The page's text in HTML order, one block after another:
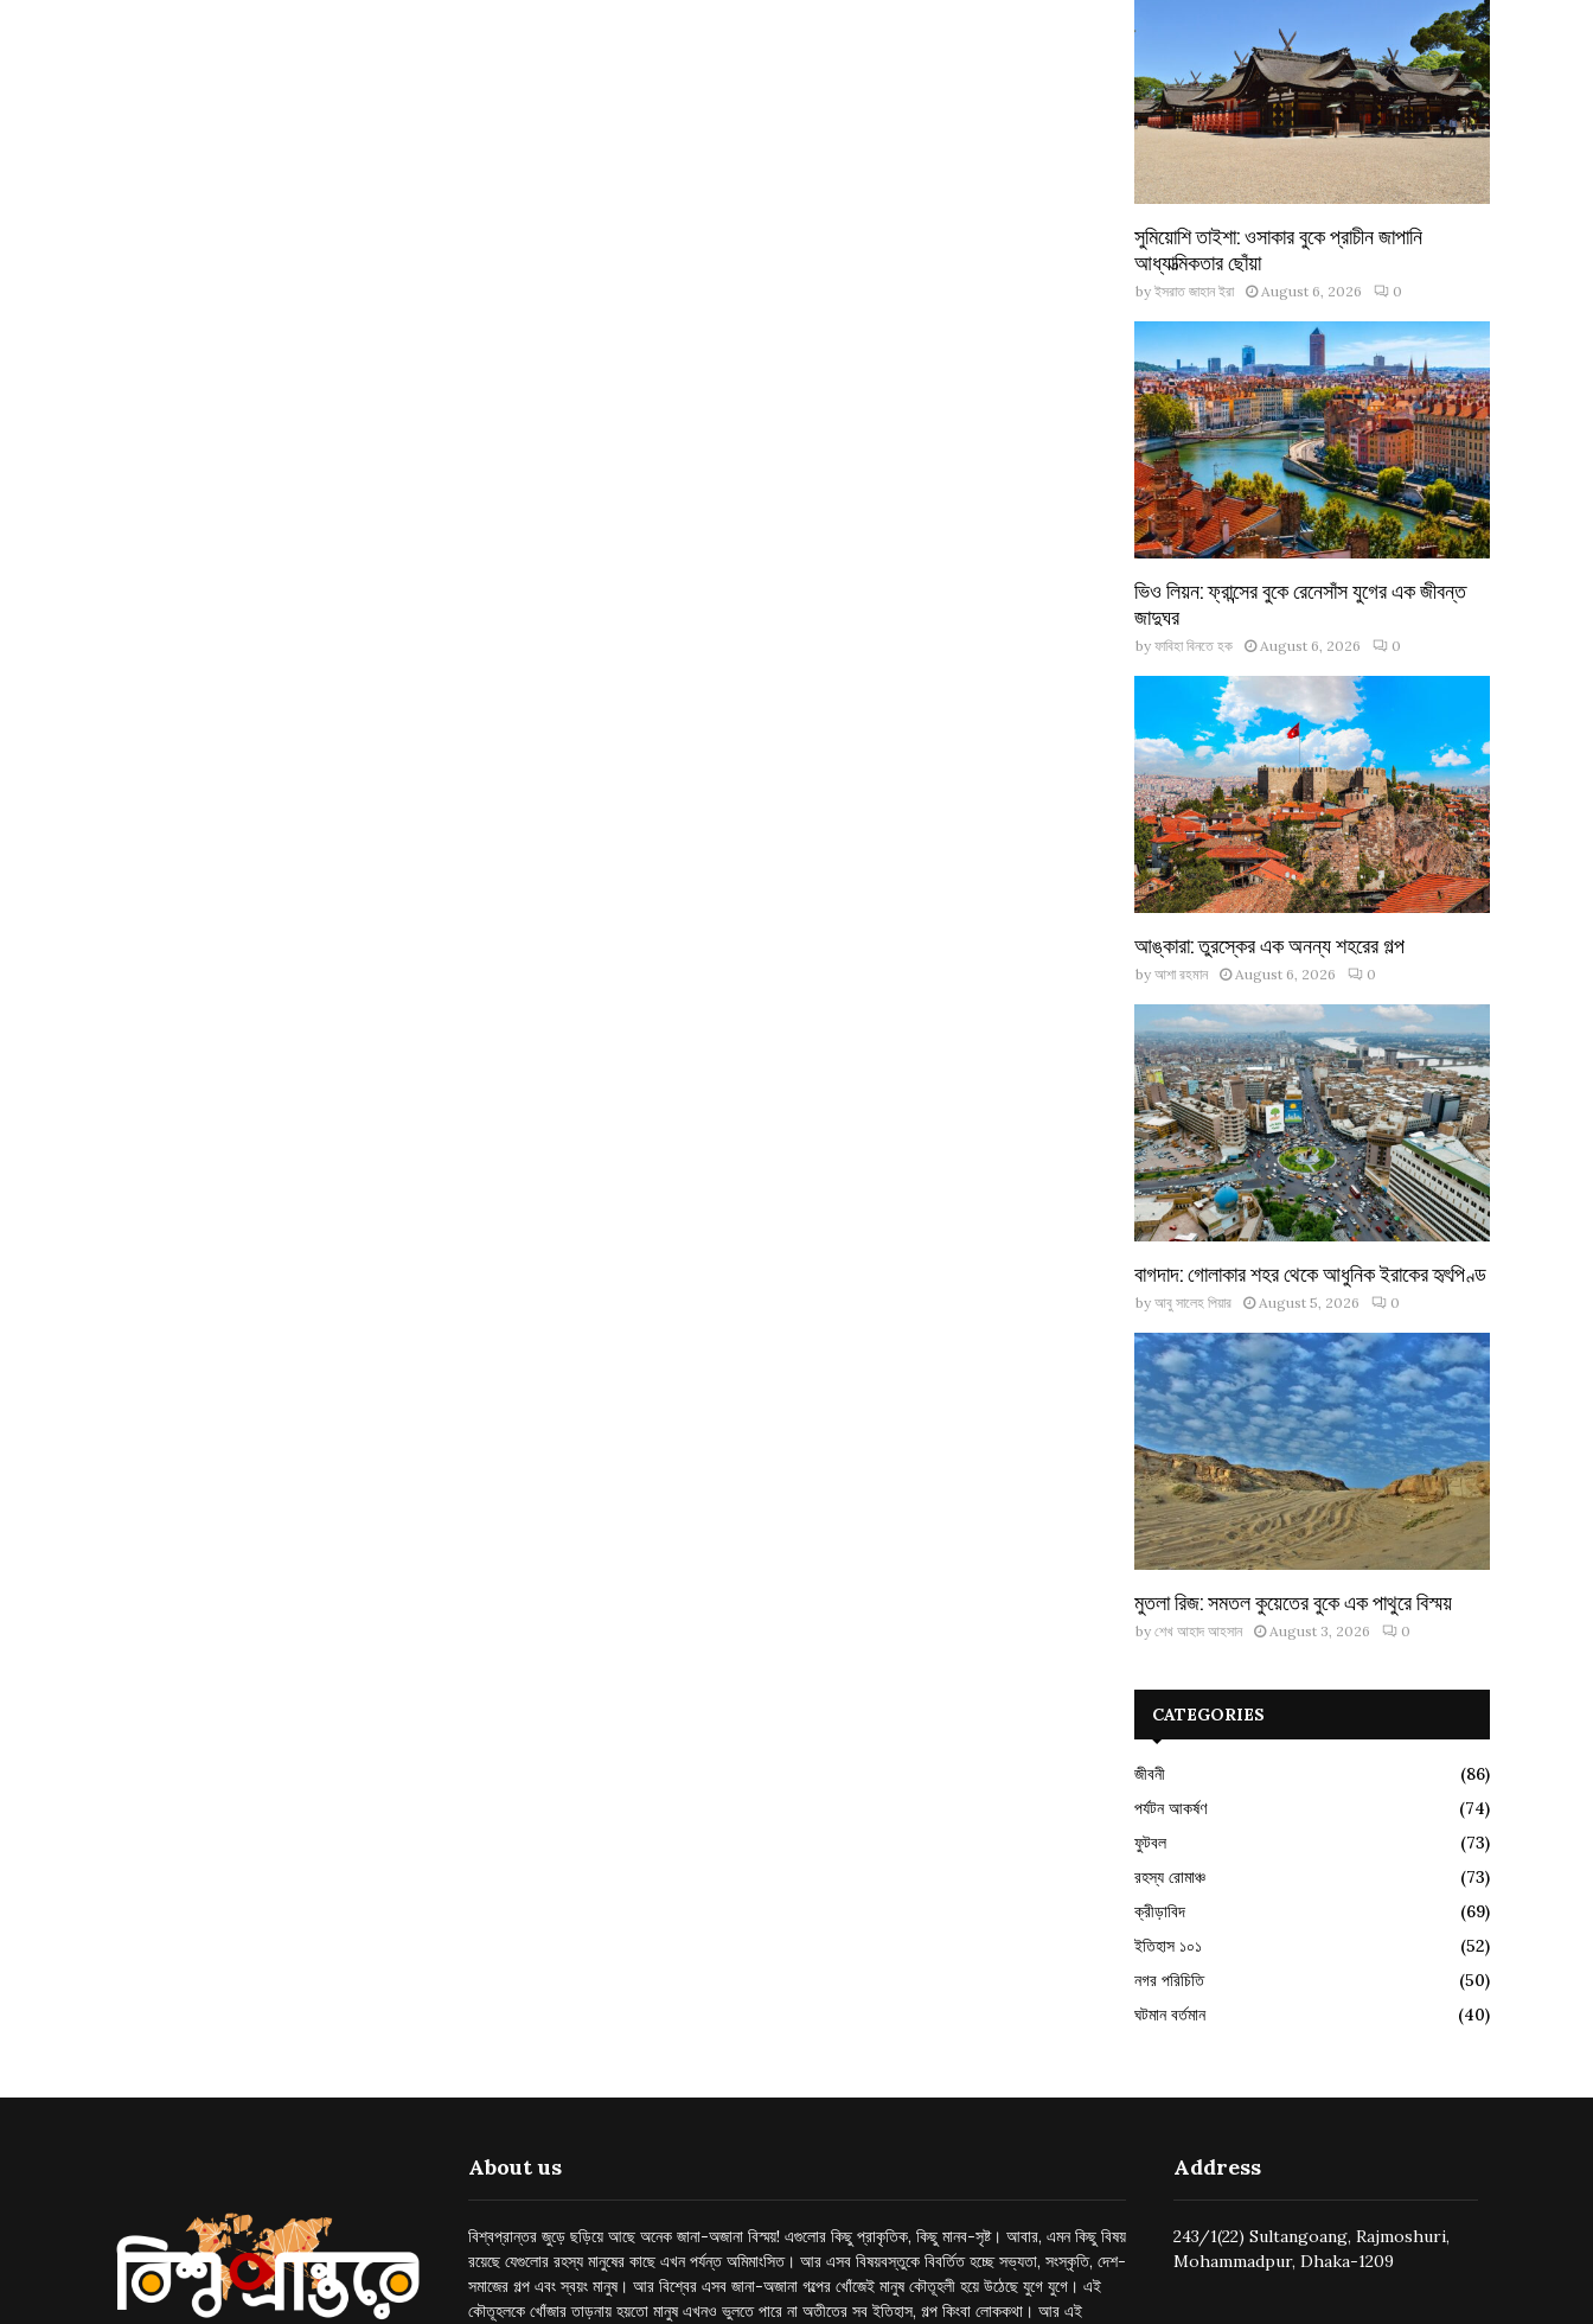
সুমিয়োশি তাইশা: ওসাকার বুকে প্রাচীন জাপানি
আধ্যাত্মিকতার ছোঁয়া
by ইসরাত জাহান ইরা August 6, 2026 0
ভিও লিয়ন: ফ্রান্সের বুকে রেনেসাঁস যুগের এক জীবন্ত
জাদুঘর
by ফাবিহা বিনতে হক August 6, 2026 0
আঙ্কারা: তুরস্কের এক অনন্য শহরের গল্প
by আশা রহমান August 6, 2026 0
বাগদাদ: গোলাকার শহর থেকে আধুনিক ইরাকের হৃৎপিণ্ড
by আবু সালেহ পিয়ার August 5, 2026 0
মুতলা রিজ: সমতল কুয়েতের বুকে এক পাথুরে বিস্ময়
by শেখ আহাদ আহসান August 3, 2026 0
CATEGORIES
জীবনী
(86)
পর্যটন আকর্ষণ
(74)
ফুটবল
(73)
রহস্য রোমাঞ্চ
(73)
ক্রীড়াবিদ
(69)
ইতিহাস ১০১
(52)
নগর পরিচিতি
(50)
ঘটমান বর্তমান
(40)
About us
বিশ্বপ্রান্তর জুড়ে ছড়িয়ে আছে অনেক জানা-অজানা বিস্ময়! এগুলোর কিছু প্রাকৃতিক, কিছু মানব-সৃষ্ট। আবার, এমন কিছু বিষয়
রয়েছে যেগুলোর রহস্য মানুষের কাছে এখন পর্যন্ত অমিমাংসিত। আর এসব বিষয়বস্তুকে বিবর্তিত হচ্ছে সভ্যতা, সংস্কৃতি, দেশ-
সমাজের গল্প এবং স্বয়ং মানুষ। আর বিশ্বের এসব জানা-অজানা গল্পের খোঁজেই মানুষ কৌতূহলী হয়ে উঠেছে যুগে যুগে। এই
কৌতূহলকে খোঁজার তাড়নায় হয়তো মানুষ এখনও ভুলতে পারে না অতীতের সব ইতিহাস, গল্প কিংবা লোককথা। আর এই
Address
243/1(22) Sultangoang, Rajmoshuri,
Mohammadpur, Dhaka-1209